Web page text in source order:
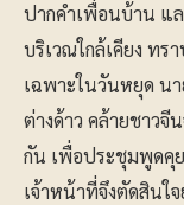
ปากคำเพื่อนบ้าน แ
บริเวณใกล้เคียง ทร
เฉพาะในวันหยุด น
ต่างด้าว คล้ายชาวจี
กัน เพื่อประชุมพูดคุ
เจ้าหน้าที่จึงตัดสินใ